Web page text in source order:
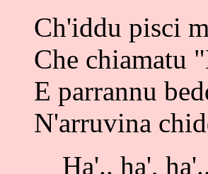
Ch'iddu pisci
Che chiamatu
E parrannu
N'arruvina
Ha'.. ha',